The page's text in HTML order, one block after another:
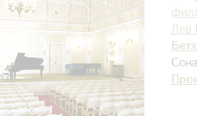
Лев